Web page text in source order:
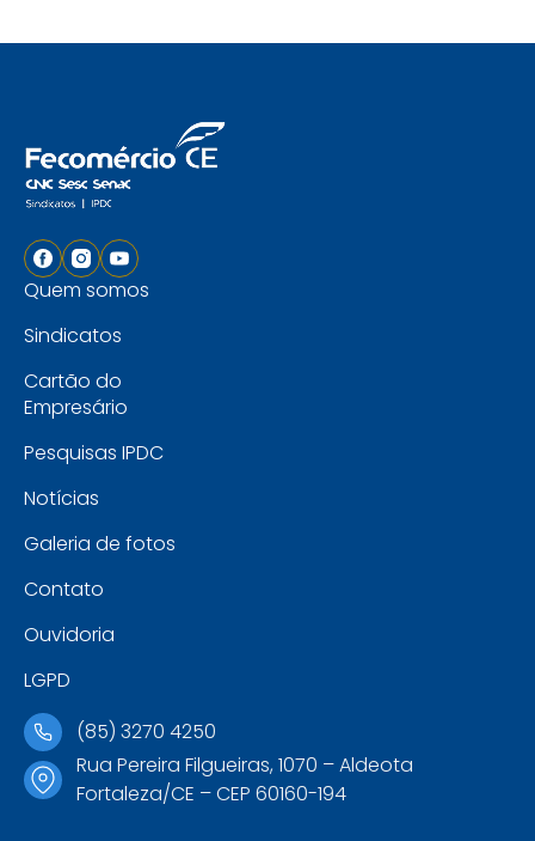
Quem somos
Sindicatos
Cartão do
Empresário
Pesquisas IPDC
Notícias
Galeria de fotos
Contato
Ouvidoria
LGPD
(85) 3270 4250
Rua Pereira Filgueiras, 1070 – Aldeota
Fortaleza/CE – CEP 60160-194